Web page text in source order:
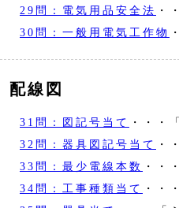
29問：電気用品安全法 ・
30問：一般用電気工作物
配線図
31問：図記号当て
・・・
32問：器具図記号当て
・
33問：最少電線本数
・・
34問：工事種類当て
・・